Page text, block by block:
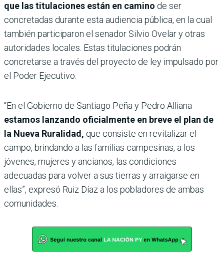
que las titulaciones están en camino de ser
concretadas durante esta audiencia pública, en la cual
también participaron el senador Silvio Ovelar y otras
autoridades locales. Estas titulaciones podrán
concretarse a través del proyecto de ley impulsado por
el Poder Ejecutivo.
“En el Gobierno de Santiago Peña y Pedro Alliana
estamos lanzando oficialmente en breve el plan de
la Nueva Ruralidad, que consiste en revitalizar el
campo, brindando a las familias campesinas, a los
jóvenes, mujeres y ancianos, las condiciones
adecuadas para volver a sus tierras y arraigarse en
ellas”, expresó Ruiz Díaz a los pobladores de ambas
comunidades.